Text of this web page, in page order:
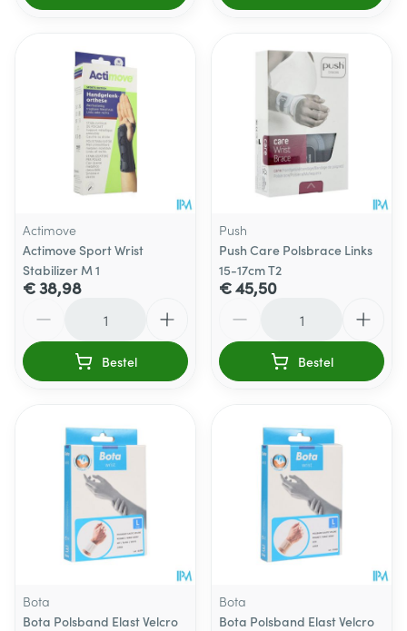
Actimove
Actimove Sport Wrist
Stabilizer M 1
€ 38,98
Bestel
Push
Push Care Polsbrace Links
15-17cm T2
€ 45,50
Bestel
Bota
Bota Polsband Elast Velcro
Bota
Bota Polsband Elast Velcro